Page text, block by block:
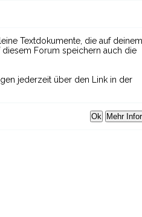
Textdokumente, die auf deinem
Forum speichern auch die
jederzeit über den Link in der